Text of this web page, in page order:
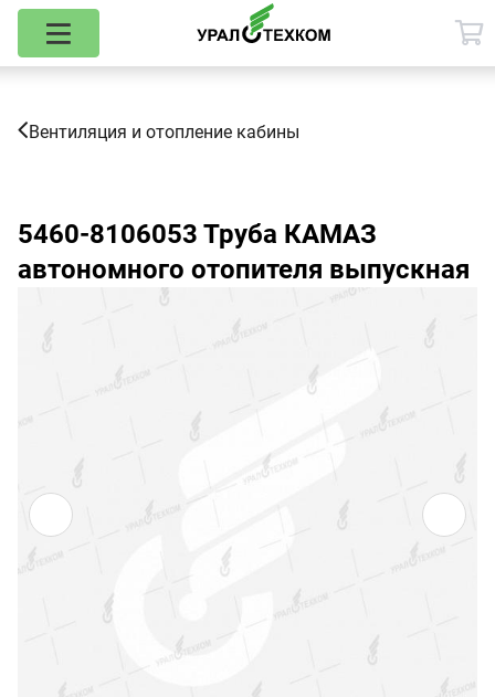
Вентиляция и отопление кабины
5460-8106053 Труба КАМАЗ
автономного отопителя выпускная